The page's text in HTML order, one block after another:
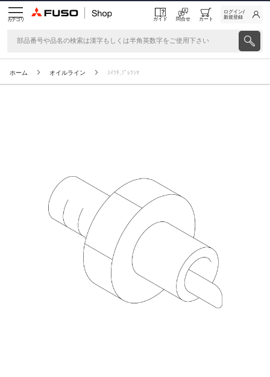
カテゴリ ガイド 問合せ カート
ログイン/
新規登録
ホーム オイルライン ｽｲﾂﾁ,ﾌﾟﾚﾂｼﾔ